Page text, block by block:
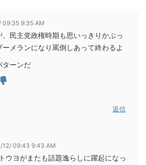
09:35 9:35 AM
、民主党政権時期も思いっきりかぶっ
ーメランになり罵倒しあって終わるよ
ターンだ
返信
12/ 09:43 9:43 AM
ウヨがまたも話題逸らしに躍起になっ